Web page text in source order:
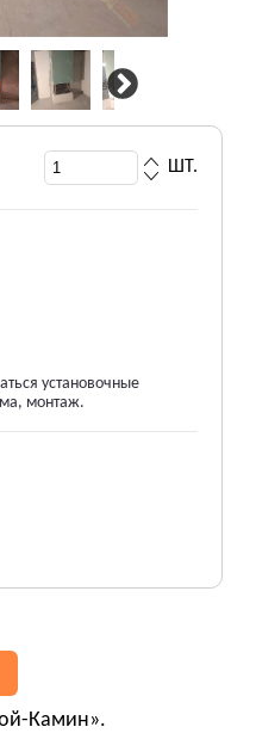
ШТ.
установочные
монтаж.
Камин».